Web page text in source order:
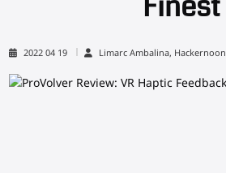
2022 04 19 Limarc Ambalina, Hackernoon